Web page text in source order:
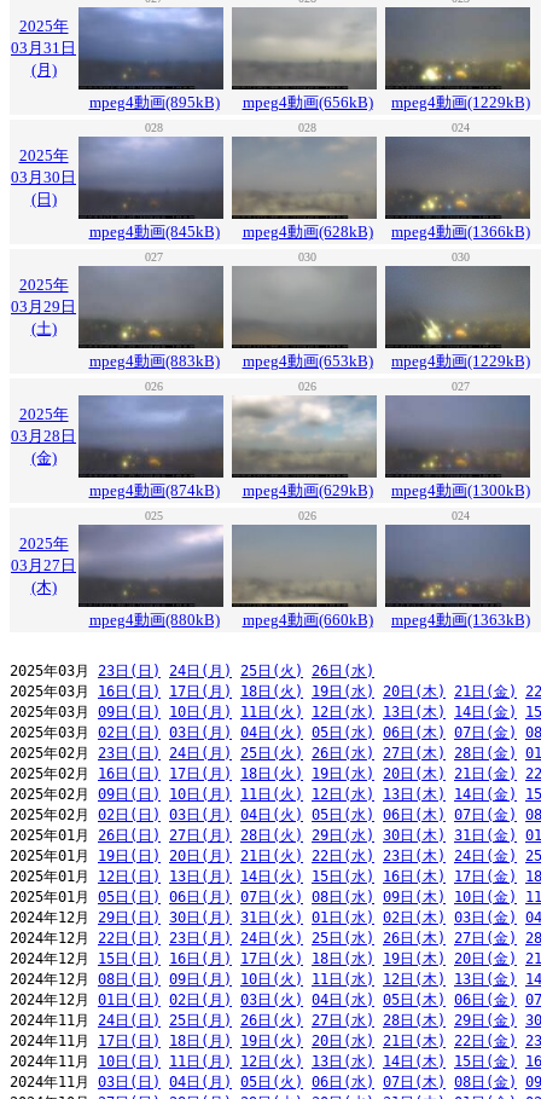
2025年
03月31日
(月)
mpeg4動画(895kB)
mpeg4動画(656kB) mpeg4動画(1229kB)
028 028 024
2025年
03月30日
(日)
mpeg4動画(845kB)
mpeg4動画(628kB) mpeg4動画(1366kB)
027 030 030
2025年
03月29日
(土)
mpeg4動画(883kB)
mpeg4動画(653kB) mpeg4動画(1229kB)
026 026 027
2025年
03月28日
(金)
mpeg4動画(874kB)
mpeg4動画(629kB) mpeg4動画(1300kB)
025 026 024
2025年
03月27日
(木)
mpeg4動画(880kB)
mpeg4動画(660kB) mpeg4動画(1363kB)
2025年03月 23日(日) 24日(月) 25日(火)
26日(水)
2025年03月 16日(日) 17日(月) 18日(火) 19日(水) 20日(木) 21日(金)
2025年03月 09日(日) 10日(月) 11日(火) 12日(水) 13日(木) 14日(金)
2025年03月 02日(日) 03日(月) 04日(火) 05日(水) 06日(木) 07日(金)
2025年02月 23日(日) 24日(月) 25日(火) 26日(水) 27日(木) 28日(金)
2025年02月 16日(日) 17日(月) 18日(火) 19日(水) 20日(木) 21日(金)
2025年02月 09日(日) 10日(月) 11日(火) 12日(水) 13日(木) 14日(金)
2025年02月 02日(日) 03日(月) 04日(火) 05日(水) 06日(木) 07日(金)
2025年01月 26日(日) 27日(月) 28日(火) 29日(水) 30日(木) 31日(金)
2025年01月 19日(日) 20日(月) 21日(火) 22日(水) 23日(木) 24日(金)
2025年01月 12日(日) 13日(月) 14日(火) 15日(水) 16日(木) 17日(金)
2025年01月 05日(日) 06日(月) 07日(火) 08日(水) 09日(木) 10日(金)
2024年12月 29日(日) 30日(月) 31日(火) 01日(水) 02日(木) 03日(金)
2024年12月 22日(日) 23日(月) 24日(火) 25日(水) 26日(木) 27日(金)
2024年12月 15日(日) 16日(月) 17日(火) 18日(水) 19日(木) 20日(金)
2024年12月 08日(日) 09日(月) 10日(火) 11日(水) 12日(木) 13日(金)
2024年12月 01日(日) 02日(月) 03日(火) 04日(水) 05日(木) 06日(金)
2024年11月 24日(日) 25日(月) 26日(火) 27日(水) 28日(木) 29日(金)
2024年11月 17日(日) 18日(月) 19日(火) 20日(水) 21日(木) 22日(金)
2024年11月 10日(日) 11日(月) 12日(火) 13日(水) 14日(木) 15日(金)
2024年11月 03日(日) 04日(月) 05日(火) 06日(水) 07日(木) 08日(金)